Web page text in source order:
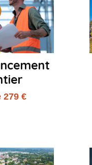
279 €